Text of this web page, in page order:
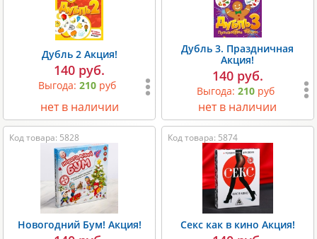
Дубль 2 Акция!
140 руб.
Выгода:210 руб
нет в наличии
Дубль 3. Праздничная
Акция!
140 руб.
Выгода: 210руб
нет в наличии
Код товара: 5828
Новогодний Бум! Акция!
Код товара: 5874
Секс как в кино Акция!